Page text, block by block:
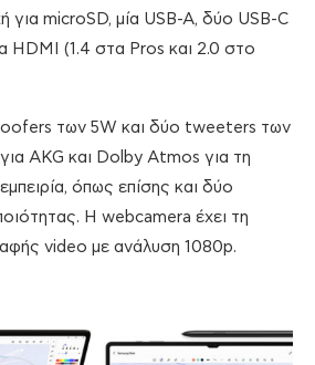
για microSD, μία USB-A, δύο USB-C
HDMI (1.4 στα Pros και 2.0 στο
των 5W και δύο tweeters των
AKG και Dolby Atmos για τη
όπως επίσης και δύο
Η webcamera έχει τη
video με ανάλυση 1080p.